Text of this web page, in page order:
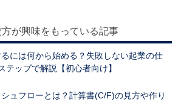
が興味をもっている記事
には何から始める？失敗しない起業の仕
テップで解説【初心者向け】
ュフローとは？計算書(C/F)の見方や作り